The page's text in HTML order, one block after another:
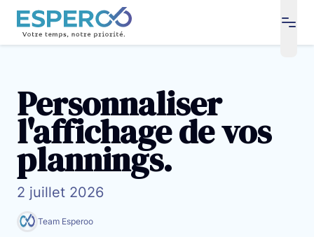
Personnaliser
l'affichage de vos
plannings.
2 juillet 2026
Team Esperoo